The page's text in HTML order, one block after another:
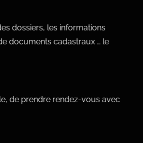
dossiers, les informations
documents cadastraux … le
de prendre rendez-vous avec